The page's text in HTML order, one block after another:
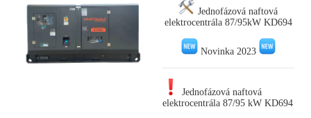
Jednofázová naftová
elektrocentrála 87/95kW KD694
Novinka 2023
Jednofázová naftová
elektrocentrála 87/95 kW KD694